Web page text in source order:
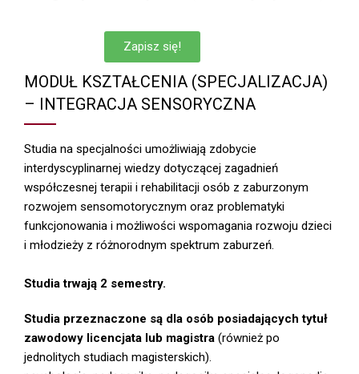
Zapisz się!
MODUŁ KSZTAŁCENIA (SPECJALIZACJA)
– INTEGRACJA SENSORYCZNA
Studia na specjalności umożliwiają zdobycie
interdyscyplinarnej wiedzy dotyczącej zagadnień
współczesnej terapii i rehabilitacji osób z zaburzonym
rozwojem sensomotorycznym oraz problematyki
funkcjonowania i możliwości wspomagania rozwoju dzieci
i młodzieży z różnorodnym spektrum zaburzeń.
Studia trwają 2 semestry.
Studia przeznaczone są dla osób posiadających tytuł
zawodowy licencjata lub magistra (również po
jednolitych studiach magisterskich).